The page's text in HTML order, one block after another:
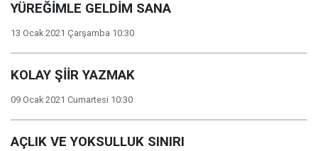
YÜREĞİMLE GELDİM SANA
13 Ocak 2021 Çarşamba 10:30
KOLAY ŞİİR YAZMAK
09 Ocak 2021 Cumartesi 10:30
AÇLIK VE YOKSULLUK SINIRI